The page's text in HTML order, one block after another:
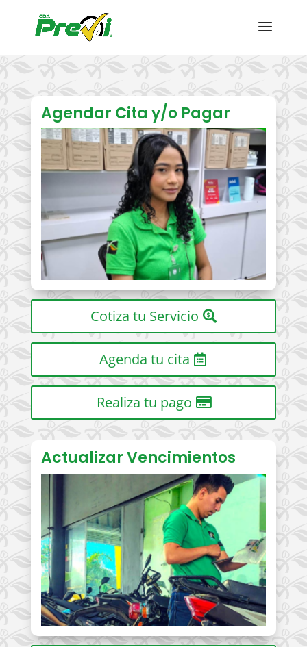
Agendar Cita y/o Pagar
Cotiza tu Servicio
Agenda tu cita
Realiza tu pago
Actualizar Vencimientos